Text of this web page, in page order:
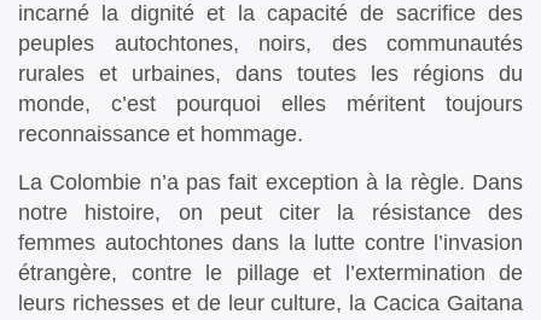
incarné la dignité et la capacité de sacrifice des
peuples autochtones, noirs, des communautés
rurales et urbaines, dans toutes les régions du
monde, c’est pourquoi elles méritent toujours
reconnaissance et hommage.
La Colombie n’a pas fait exception à la règle. Dans
notre histoire, on peut citer la résistance des
femmes autochtones dans la lutte contre l’invasion
étrangère, contre le pillage et l’extermination de
leurs richesses et de leur culture, la Cacica Gaitana